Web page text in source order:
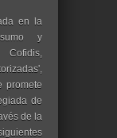
en la
y
promete
de
de la